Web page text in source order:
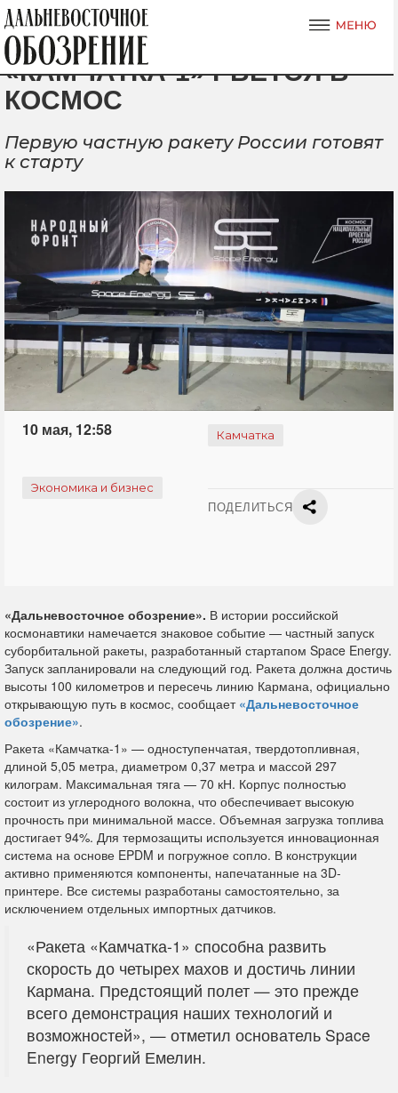
«КАМЧАТКА-1» РВЕТСЯ В
КОСМОС
Первую частную ракету России готовят
к старту
10 мая, 12:58 Камчатка
Экономика и бизнес
ПОДЕЛИТЬСЯ
«Дальневосточное обозрение». В истории российской
космонавтики намечается знаковое событие — частный запуск
суборбитальной ракеты, разработанный стартапом Space Energy.
Запуск запланировали на следующий год. Ракета должна достичь
высоты 100 километров и пересечь линию Кармана, официально
открывающую путь в космос, сообщает «Дальневосточное
обозрение».
Ракета «Камчатка-1» — одноступенчатая, твердотопливная,
длиной 5,05 метра, диаметром 0,37 метра и массой 297
килограм. Максимальная тяга — 70 кН. Корпус полностью
состоит из углеродного волокна, что обеспечивает высокую
прочность при минимальной массе. Объемная загрузка топлива
достигает 94%. Для термозащиты используется инновационная
система на основе EPDM и погружное сопло. В конструкции
активно применяются компоненты, напечатанные на 3D-
принтере. Все системы разработаны самостоятельно, за
исключением отдельных импортных датчиков.
«Ракета «Камчатка-1» способна развить
скорость до четырех махов и достичь линии
Кармана. Предстоящий полет — это прежде
всего демонстрация наших технологий и
возможностей», — отметил основатель Space
Energy Георгий Емелин.